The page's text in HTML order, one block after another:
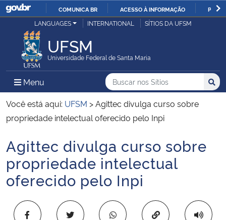
IR
COMUNICA BR ACESSO À INFORMAÇÃO
Ministério da Justiça e Segurança Pública
Ministério da Defesa
Ministério das Relações Exteriores
Ministério da Infraestrutura
Ministério da Agricultura, Pecuária e Abastecimento
Ministério da Educação
LANGUAGES INTERNATIONAL SÍTIOS DA UFSM
UFSM
Universidade Federal de Santa Maria
Menu Menu Principal do Sítio
Busca
Buscar no nos Sítios
Busca:
Você está aqui: UFSM >Agittec divulga curso sobre
propriedade intelectual oferecido pelo Inpi
Início do conteúdo
Agittec divulga curso sobre
propriedade intelectual
oferecido pelo Inpi
Copiar para área